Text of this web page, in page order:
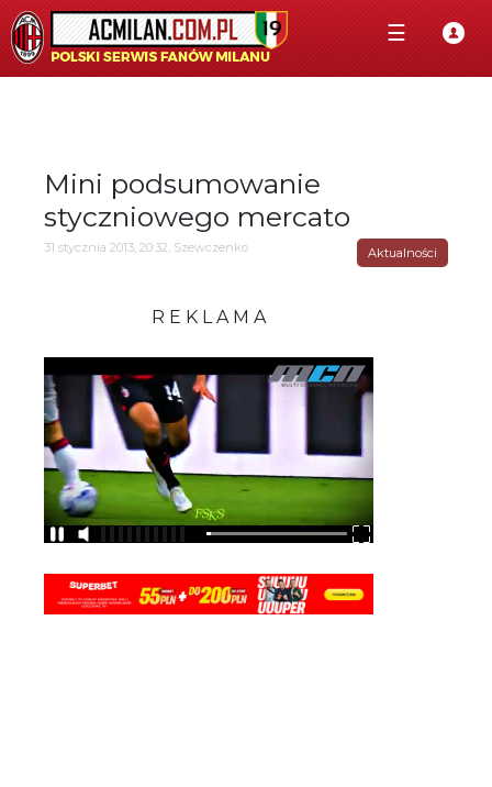
☰
Mini podsumowanie
styczniowego mercato
31 stycznia 2013, 20:32, Szewczenko Aktualności
R E K L A M A